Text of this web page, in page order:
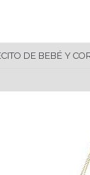
DE BEBÉ Y